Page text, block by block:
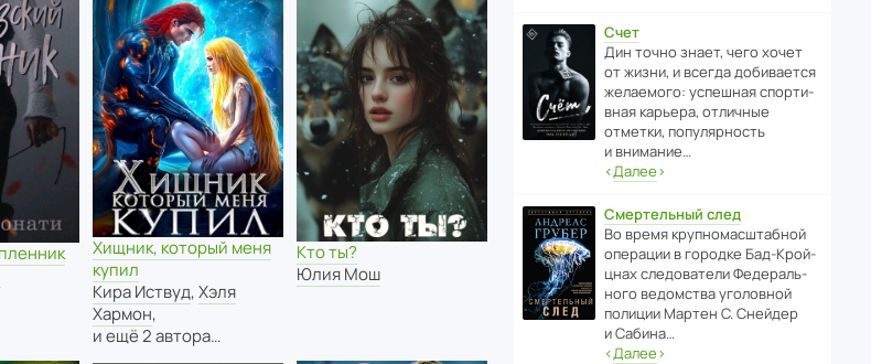
Хищник, который меня
купил
Кира Иствуд,Хэля
Хармон,
и ещё 2 автора…
Кто ты?
Юлия Мош
Счет
Дин точно знает, чего хочет
от жизни, и всегда доби­ва­ется
жела­е­мого: успе­шная спор­ти­
вная карьера, отли­чные
отметки, попу­ля­р­ность
и внимание…
‹Далее›
Смертельный след
Во время круп­но­мас­ш­та­бной
операции в городке Бад‑Крой­
цнах следо­ва­тели Феде­раль­
ного ведомства уголо­вной
полиции Мартен С. Снейдер
и Сабина…
‹Далее›